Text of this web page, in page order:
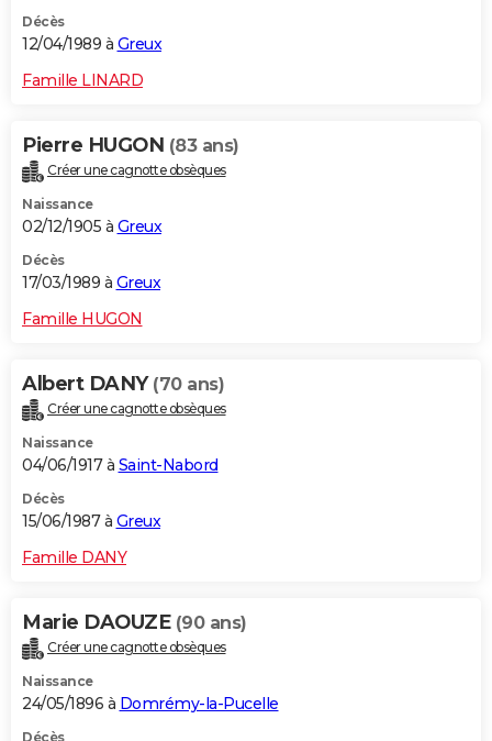
Décès
12/04/1989 à Greux
Famille LINARD
Pierre HUGON (83 ans)
Créer une cagnotte obsèques
Naissance
02/12/1905 à Greux
Décès
17/03/1989 à Greux
Famille HUGON
Albert DANY (70 ans)
Créer une cagnotte obsèques
Naissance
04/06/1917 à Saint-Nabord
Décès
15/06/1987 à Greux
Famille DANY
Marie DAOUZE (90 ans)
Créer une cagnotte obsèques
Naissance
24/05/1896 à Domrémy-la-Pucelle
Décès